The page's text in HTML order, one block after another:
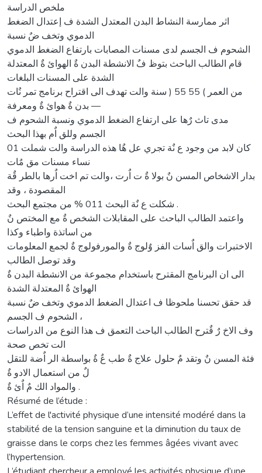
ملخص الدراسة
اثر ممارسة النشاط البدن المعتدل الشدة ف إعتدال الضغط
الدموي وتخف ضٌ نسبة
الشحوم ف الجسم لدى مسنات المصابات بارتفاع الضغط الدموي
قام الطالب الباحث بتوظ فٌ الانشطة البدن ةٌ الهوائ ةٌ المعتدلة
الشدة على المسنات البلغات
من العمر ) 55 55 ( سنة والت تهدف الى اقتراح برنامج تمر نٌات
بدن ةٌ هوائ ةٌ ومعرفة —
مدى تاث رٌها على ارتفاع الضغط الدموي ونسبة الشحوم ف
الجسم وللق اٌم بهذا البحث
كان لابد من وجود ع نٌة تجري عل هٌا هذه الدراسة والت شملت 01
نساء مسنات مق مٌات
بدار الاشخاص المسن نٌ بولا ةٌ ت اٌرت ،والت تم اخت اٌرها بالطر قٌة
المقصودة ، وقد
شكلت ع نٌة البحث 011 % من مجتمع البحث .
واعتمد الطالب الباحث على المقابلات الشخص ةٌ مع المختص نٌ
من اساتذة واطباء وكذا
الاختبرات والق اٌسات الفز وٌلوج ةٌ والمورفولوج ةٌ لجمع المعلومات
وقد توصل الطالب
الى ان البرنامج المقترح باستخدام مجموعة من الانشطة البدن ةٌ
الهوائ ةٌ المعتدلة الشدة
قد حقق تحسنا ملحوظا ف اعتدال الضغط الدموي وتخف ضٌ نسبة
الشحوم ف الجسم ،
وف الاخ رٌ قٌترح الطالب الباحث التعمق ف هذا النوع من الدراسات
الت تخص صحة
فئة المسن نٌ وتقد مٌ حلول علاج ةٌ طب عٌ ةٌ بواسطة الر اٌضة للتقل
لٌ من استعمال الادو ةٌ
والمواد الك مٌ اٌئ ةٌ .
Résumé de l’étude :
L’effet de l'activité physique d’une intensité modéré dans la
stabilité de la tension sanguine et la diminution du taux de
graisse dans le corps chez les femmes âgées vivant avec
l’hypertension.